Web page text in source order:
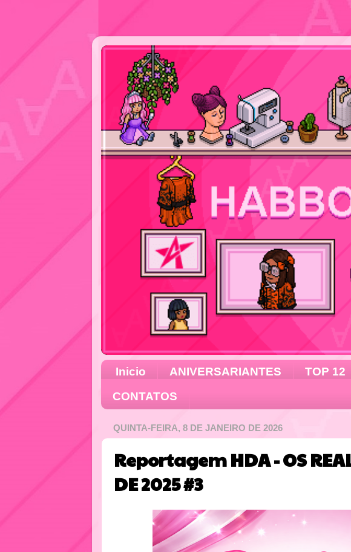
Inicio ANIVERSARIANTES TOP 12
CONTATOS
QUINTA-FEIRA, 8 DE JANEIRO DE 2026
Reportagem HDA - OS
DE 2025 #3